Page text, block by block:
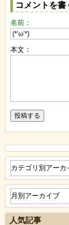
コメントを書
名前：
本文：
人気記事